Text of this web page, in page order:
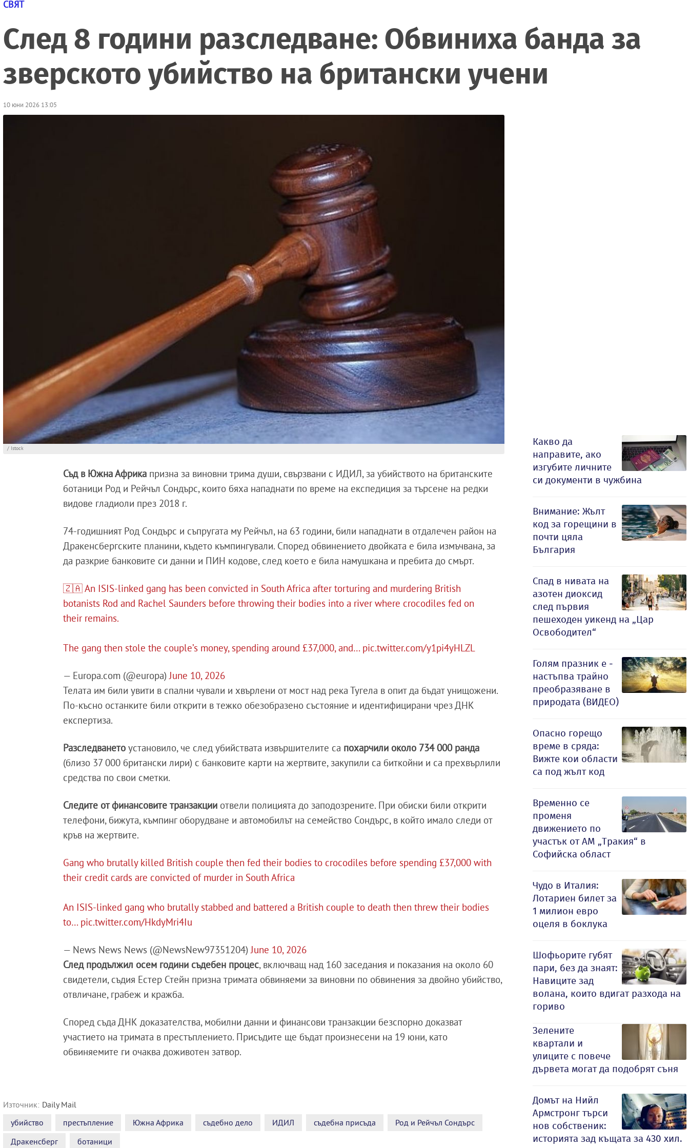
СВЯТ
След 8 години разследване: Обвиниха банда за
зверското убийство на британски учени
10 юни 2026 13:05
/ Istock
Съд в Южна Африка призна за виновни трима души, свързвани с ИДИЛ, за убийството на британските
ботаници Род и Рейчъл Сондърс, които бяха нападнати по време на експедиция за търсене на редки
видове гладиоли през 2018 г.
74-годишният Род Сондърс и съпругата му Рейчъл, на 63 години, били нападнати в отдалечен район на
Дракенсбергските планини, където къмпингували. Според обвинението двойката е била измъчвана, за
да разкрие банковите си данни и ПИН кодове, след което е била намушкана и пребита до смърт.
🇿🇦 An ISIS-linked gang has been convicted in South Africa after torturing and murdering British
botanists Rod and Rachel Saunders before throwing their bodies into a river where crocodiles fed on
their remains.
The gang then stole the couple’s money, spending around £37,000, and… pic.twitter.com/y1pi4yHLZL
— Europa.com (@europa) June 10, 2026
Телата им били увити в спални чували и хвърлени от мост над река Тугела в опит да бъдат унищожени.
По-късно останките били открити в тежко обезобразено състояние и идентифицирани чрез ДНК
експертиза.
Разследването установило, че след убийствата извършителите са похарчили около 734 000 ранда
(близо 37 000 британски лири) с банковите карти на жертвите, закупили са биткойни и са прехвърлили
средства по свои сметки.
Следите от финансовите транзакции отвели полицията до заподозрените. При обиски били открити
телефони, бижута, къмпинг оборудване и автомобилът на семейство Сондърс, в който имало следи от
кръв на жертвите.
Gang who brutally killed British couple then fed their bodies to crocodiles before spending £37,000 with
their credit cards are convicted of murder in South Africa
An ISIS-linked gang who brutally stabbed and battered a British couple to death then threw their bodies
to… pic.twitter.com/HkdyMri4Iu
— News News News (@NewsNew97351204) June 10, 2026
След продължил осем години съдебен процес, включващ над 160 заседания и показания на около 60
свидетели, съдия Естер Стейн призна тримата обвиняеми за виновни по обвинения за двойно убийство,
отвличане, грабеж и кражба.
Според съда ДНК доказателства, мобилни данни и финансови транзакции безспорно доказват
участието на тримата в престъплението. Присъдите ще бъдат произнесени на 19 юни, като
обвиняемите ги очаква доживотен затвор.
Източник: Daily Mail
убийство
престъпление Южна Африка съдебно дело ИДИЛ съдебна присъда
Род и Рейчъл Сондърс
Дракенсберг
ботаници
Какво да
направите, ако
изгубите личните
си документи в чужбина
Внимание: Жълт
код за горещини в
почти цяла
България
Спад в нивата на
азотен диоксид
след първия
пешеходен уикенд на „Цар
Освободител“
Голям празник е -
настъпва трайно
преобразяване в
природата (ВИДЕО)
Опасно горещо
време в сряда:
Вижте кои области
са под жълт код
Временно се
променя
движението по
участък от АМ „Тракия“ в
Софийска област
Чудо в Италия:
Лотариен билет за
1 милион евро
оцеля в боклука
Шофьорите губят
пари, без да знаят:
Навиците зад
волана, които вдигат разхода на
гориво
Зелените
квартали и
улиците с повече
дървета могат да подобрят съня
Домът на Нийл
Армстронг търси
нов собственик:
историята зад къщата за 430 хил.